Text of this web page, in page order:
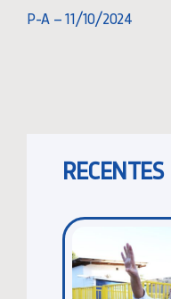
P-A – 11/10/2024
RECENTES